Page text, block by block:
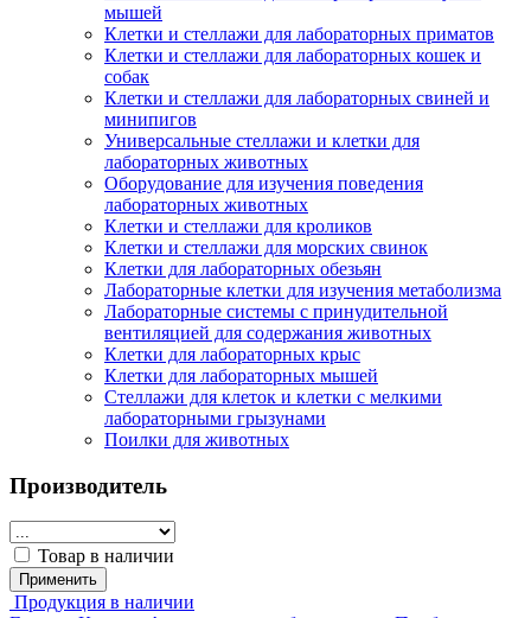
мышей
Клетки и стеллажи для лабораторных приматов
Клетки и стеллажи для лабораторных кошек и
собак
Клетки и стеллажи для лабораторных свиней и
минипигов
Универсальные стеллажи и клетки для
лабораторных животных
Оборудование для изучения поведения
лабораторных животных
Клетки и стеллажи для кроликов
Клетки и стеллажи для морских свинок
Клетки для лабораторных обезьян
Лабораторные клетки для изучения метаболизма
Лабораторные системы с принудительной
вентиляцией для содержания животных
Клетки для лабораторных крыс
Клетки для лабораторных мышей
Стеллажи для клеток и клетки с мелкими
лабораторными грызунами
Поилки для животных
Производитель
Товар в наличии
Применить
Продукция в наличии